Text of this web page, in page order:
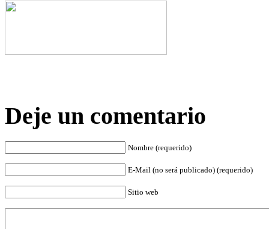
Deje un comentario
Nombre (requerido)
E-Mail (no será publicado) (requerido)
Sitio web